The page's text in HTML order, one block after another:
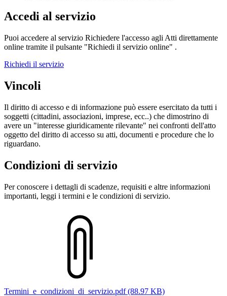
Accedi al servizio
Puoi accedere al servizio Richiedere l'accesso agli Atti direttamente
online tramite il pulsante "Richiedi il servizio online" .
Richiedi il servizio
Vincoli
Il diritto di accesso e di informazione può essere esercitato da tutti i
soggetti (cittadini, associazioni, imprese, ecc..) che dimostrino di
avere un "interesse giuridicamente rilevante" nei confronti dell'atto
oggetto del diritto di accesso su atti, documenti e procedure che lo
riguardano.
Condizioni di servizio
Per conoscere i dettagli di scadenze, requisiti e altre informazioni
importanti, leggi i termini e le condizioni di servizio.
Termini_e_condizioni_di_servizio.pdf (88.97 KB)